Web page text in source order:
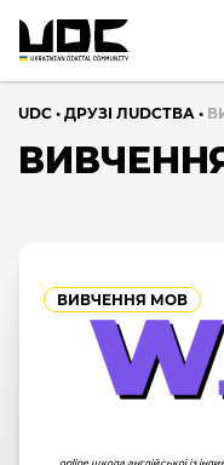
UDC • ДРУЗІ ЛUDCТВА •
ВИВЧЕННЯ МОВ